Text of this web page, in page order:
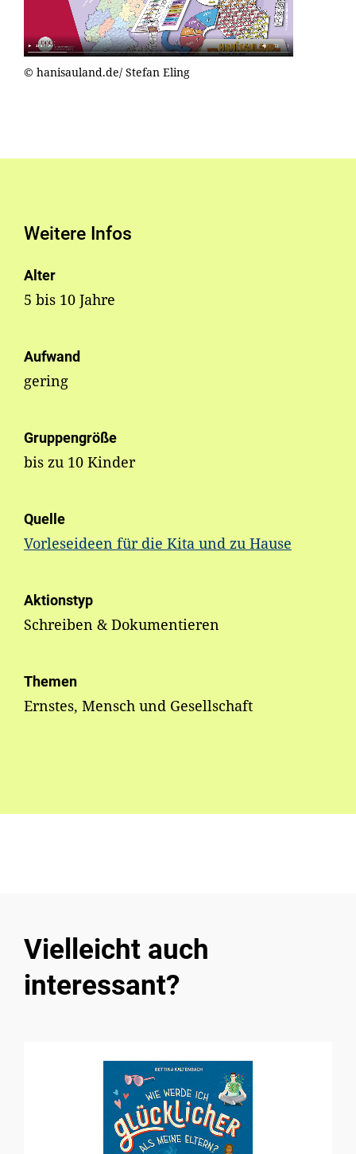
© hanisauland.de/ Stefan Eling
Weitere Infos
Alter
5 bis 10 Jahre
Aufwand
gering
Gruppengröße
bis zu 10 Kinder
Quelle
Vorleseideen für die Kita und zu Hause
Aktionstyp
Schreiben & Dokumentieren
Themen
Ernstes, Mensch und Gesellschaft
Vielleicht auch
interessant?